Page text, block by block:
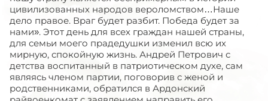
цивилизованных народов вероломством…Наше
дело правое. Враг будет разбит. Победа будет за
нами». Этот день для всех граждан нашей страны,
для семьи моего прадедушки изменил всю их
мирную, спокойную жизнь. Андрей Петрович с
детства воспитанный в патриотическом духе, сам
являясь членом партии, поговорив с женой и
родственниками, обратился в Ардонский